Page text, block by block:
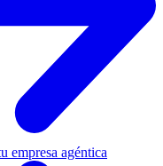
empresa agéntica